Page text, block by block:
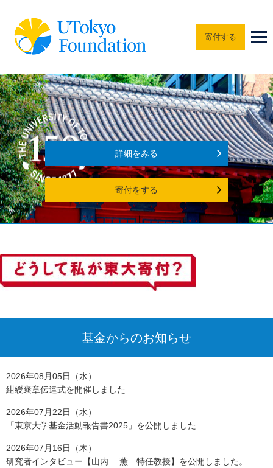
寄付する
詳細をみる
寄付をする
基金からのお知らせ
2026年08月05日（水）
紺綬褒章伝達式を開催しました
2026年07月22日（水）
「東京大学基金活動報告書2025」を公開しました
2026年07月16日（木）
研究者インタビュー【山内 薫 特任教授】を公開しました。